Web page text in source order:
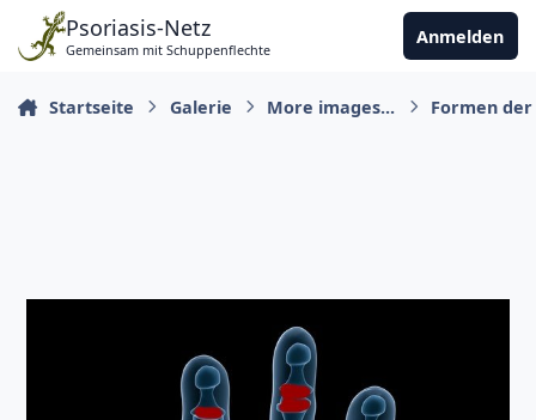
Zu Inhalt springen
Psoriasis-Netz
Gemeinsam mit Schuppenflechte
Anmelden
Startseite Galerie More images... Formen